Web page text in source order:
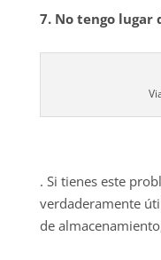
7. No tengo lugar
. Si tienes este
verdaderamente
de